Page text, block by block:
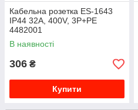
Кабельна розетка ES-1643
IP44 32A, 400V, 3P+PE
4482001
В наявності
306 ₴
Купити